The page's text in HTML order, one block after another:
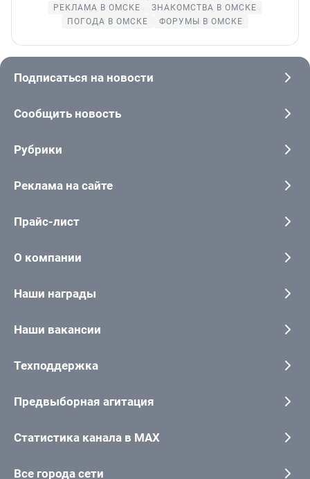
РЕКЛАМА В ОМСКЕ
ЗНАКОМСТВА В ОМСКЕ
ПОГОДА В ОМСКЕ
ФОРУМЫ В ОМСКЕ
Подписаться на новости
Сообщить новость
Рубрики
Реклама на сайте
Прайс-лист
О компании
Наши награды
Наши вакансии
Техподдержка
Предвыборная агитация
Статистика канала в MAX
Все города сети